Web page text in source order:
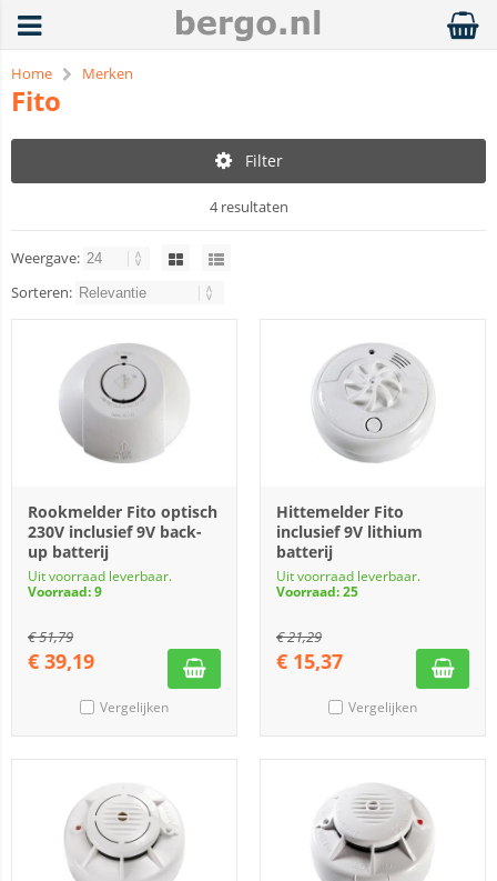
Home Merken
Fito
Filter
4 resultaten
Weergave:
Sorteren:
Rookmelder Fito optisch
230V inclusief 9V back-
up batterij
Uit voorraad leverbaar.
Voorraad: 9
€51,79
€ 39,19
Vergelijken
Hittemelder Fito
inclusief 9V lithium
batterij
Uit voorraad leverbaar.
Voorraad: 25
€21,29
€ 15,37
Vergelijken